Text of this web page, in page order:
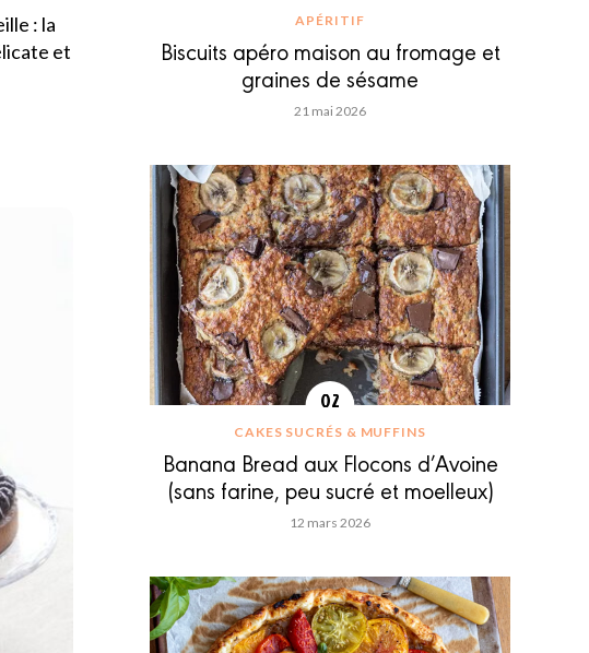
: la
et
APÉRITIF
Biscuits apéro maison au fromage et
graines de sésame
21 mai 2026
CAKES SUCRÉS & MUFFINS
Banana Bread aux Flocons d’Avoine
(sans farine, peu sucré et moelleux)
12 mars 2026